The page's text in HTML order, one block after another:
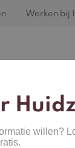
Werken bij
willen?